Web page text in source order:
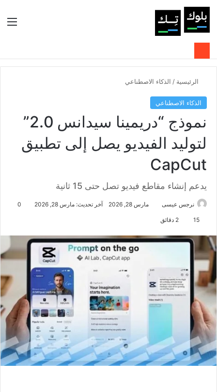
بحثالوضع
الرئيسية / الذكاء الاصطناعي
الذكاء الاصطناعي
نموذج “دريمينا سيدانس 2.0”
لتوليد الفيديو يصل إلى تطبيق
CapCut
يدعم إنشاء مقاطع فيديو تصل حتى 15 ثانية
نرجس عيسى مارس 28, 2026 آخر تحديث: مارس 28, 2026 0
15